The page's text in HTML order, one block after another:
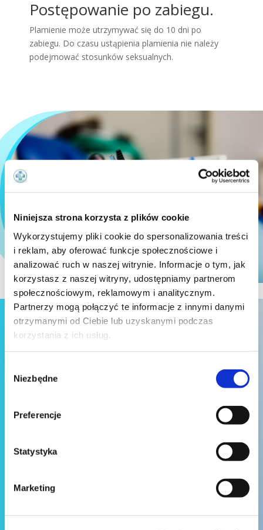
Niniejsza strona korzysta z plików cookie
Wykorzystujemy pliki cookie do spersonalizowania treści
i reklam, aby oferować funkcje społecznościowe i
analizować ruch w naszej witrynie. Informacje o tym, jak
korzystasz z naszej witryny, udostępniamy partnerom
społecznościowym, reklamowym i analitycznym.
Partnerzy mogą połączyć te informacje z innymi danymi
otrzymanymi od Ciebie lub uzyskanymi podczas
korzystania z ich usług.
zgody
Niezbędne
Preferencje
Statystyka
Marketing
Postępowanie po zabiegu.
Plamienie może utrzymywać się do 10 dni po
zabiegu. Do czasu ustąpienia plamienia nie należy
podejmować stosunków seksualnych.
Formularz kontaktowy